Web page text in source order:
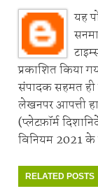
यह
प्रकाशित किया
संपादक सहमत ही
लेखनपर आपत्ती
(प्लेटफ़ॉर्म
विनियम 2021 के
RELATED POSTS